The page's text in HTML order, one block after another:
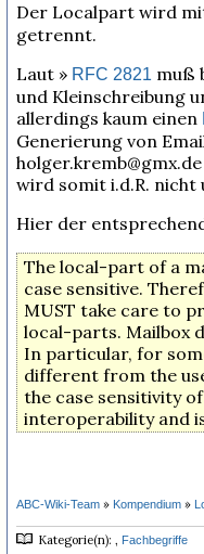
Der Localpart wird
getrennt.
Laut » RFC 2821 muß
und Kleinschreibung
allerdings kaum einen
Generierung von
wird somit i.d.R. nicht
Hier der
The local-part of a
case sensitive.
MUST take care to
local-parts. Mailbox
In particular, for
different from the
the case sensitivity
interoperability and
ABC-Wiki-Team » Kompendium »
Kategorie(n): , Fachbegriffe